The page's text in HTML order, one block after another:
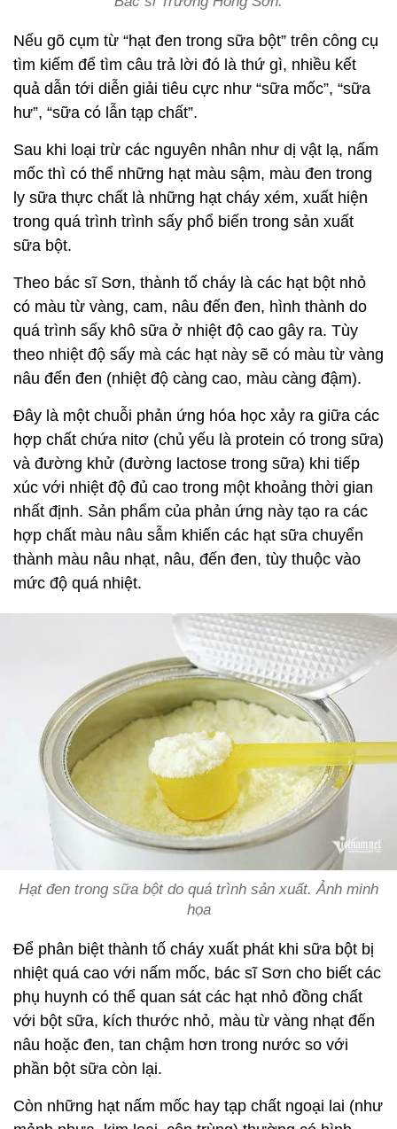
Nếu gõ cụm từ “hạt đen trong sữa bột” trên công cụ
tìm kiếm để tìm câu trả lời đó là thứ gì, nhiều kết
quả dẫn tới diễn giải tiêu cực như “sữa mốc”, “sữa
hư”, “sữa có lẫn tạp chất”.
Sau khi loại trừ các nguyên nhân như dị vật lạ, nấm
mốc thì có thể những hạt màu sậm, màu đen trong
ly sữa thực chất là những hạt cháy xém, xuất hiện
trong quá trình trình sấy phổ biến trong sản xuất
sữa bột.
Theo bác sĩ Sơn, thành tố cháy là các hạt bột nhỏ
có màu từ vàng, cam, nâu đến đen, hình thành do
quá trình sấy khô sữa ở nhiệt độ cao gây ra. Tùy
theo nhiệt độ sấy mà các hạt này sẽ có màu từ vàng
nâu đến đen (nhiệt độ càng cao, màu càng đậm).
Đây là một chuỗi phản ứng hóa học xảy ra giữa các
hợp chất chứa nitơ (chủ yếu là protein có trong sữa)
và đường khử (đường lactose trong sữa) khi tiếp
xúc với nhiệt độ đủ cao trong một khoảng thời gian
nhất định. Sản phẩm của phản ứng này tạo ra các
hợp chất màu nâu sẫm khiến các hạt sữa chuyển
thành màu nâu nhạt, nâu, đến đen, tùy thuộc vào
mức độ quá nhiệt.
Hạt đen trong sữa bột do quá trình sản xuất. Ảnh minh
họa
Để phân biệt thành tố cháy xuất phát khi sữa bột bị
nhiệt quá cao với nấm mốc, bác sĩ Sơn cho biết các
phụ huynh có thể quan sát các hạt nhỏ đồng chất
với bột sữa, kích thước nhỏ, màu từ vàng nhạt đến
nâu hoặc đen, tan chậm hơn trong nước so với
phần bột sữa còn lại.
Còn những hạt nấm mốc hay tạp chất ngoại lai (như